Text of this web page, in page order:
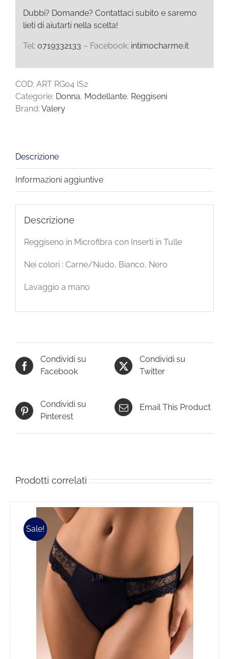
Dubbi? Domande? Contattaci subito e saremo
lieti di aiutarti nella scelta!
Tel: 0719332133 – Facebook: intimocharme.it
COD: ART RG04 IS2
Categorie: Donna, Modellante, Reggiseni
Brand: Valery
Descrizione
Informazioni aggiuntive
Descrizione
Reggiseno in Microfibra con Inserti in Tulle
Nei colori : Carne/Nudo, Bianco, Nero
Lavaggio a mano
Condividi su
Facebook
Condividi su
Twitter
Condividi su
Pinterest
Email This Product
Prodotti correlati
Sale!